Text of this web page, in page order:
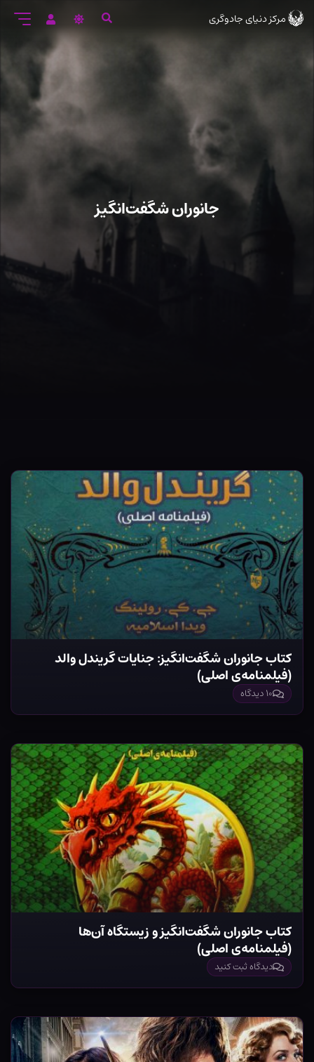
ورود
اصلی
مرکز دنیای جادوگری
جانوران شگفت‌انگیز
کتاب جانوران شگفت‌انگیز: جنایات گریندل والد
(فیلمنامه‌ی اصلی)
۱۰ دیدگاه
کتاب جانوران شگفت‌انگیز و زیستگاه آن‌ها
(فیلمنامه‌ی اصلی)
دیدگاه ثبت کنید